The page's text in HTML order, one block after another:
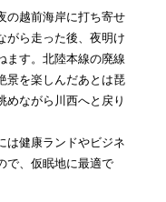
の越前海岸に打ち寄せ
がら走った後、夜明け
ます。北陸本線の廃線
景を楽しんだあとは琵
めながら川西へと戻り
は健康ランドやビジネ
で、仮眠地に最適で